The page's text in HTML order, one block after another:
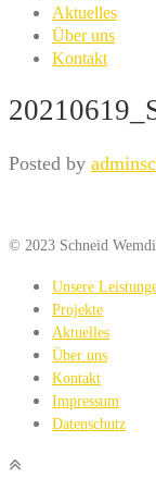
Aktuelles
Über uns
Kontakt
Posted by
© 2023 Schneid
Unsere
Projekte
Aktuelles
Über uns
Kontakt
Impressum
Datenschutz